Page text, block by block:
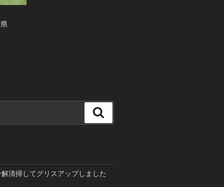
索
清掃してグリスアップしました